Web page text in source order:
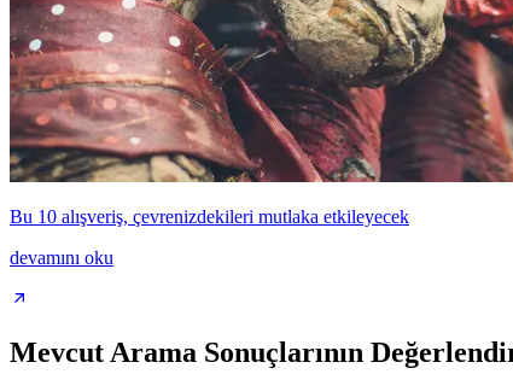
Bu 10 alışveriş, çevrenizdekileri mutlaka etkileyecek
devamını oku
Mevcut Arama Sonuçlarının